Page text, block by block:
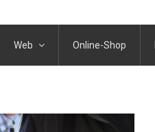
Web Online-Shop